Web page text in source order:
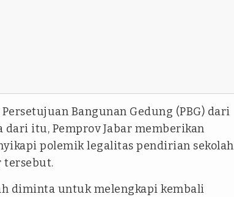
Bangunan Gedung (PBG) dari
dari itu, Pemprov Jabar memberikan
polemik legalitas pendirian sekolah
tersebut.
diminta untuk melengkapi kembali